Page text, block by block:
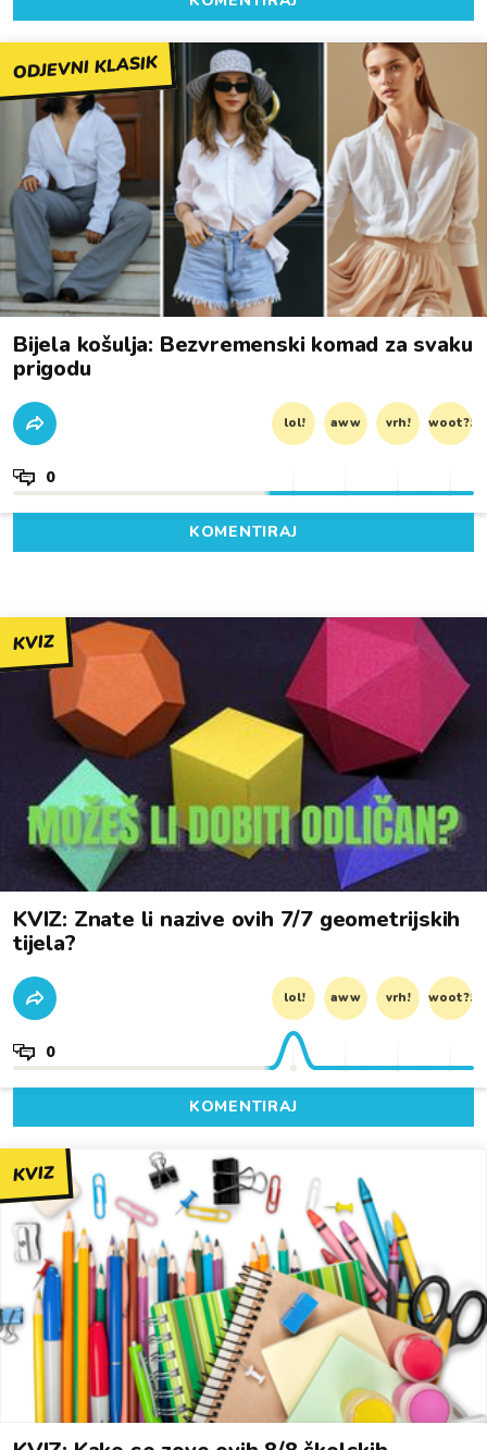
ODJEVNI KLASIK
Bijela košulja: Bezvremenski komad za svaku
prigodu
lol! aww vrh! woot?!
0
KOMENTIRAJ
KVIZ
KVIZ: Znate li nazive ovih 7/7 geometrijskih
tijela?
lol! aww vrh! woot?!
0
KOMENTIRAJ
KVIZ